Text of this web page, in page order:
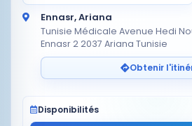
Ennasr, Ariana
Tunisie Médicale Avenue Hedi
Ennasr 2 2037 Ariana Tunisie
Obtenir
Disponibilités